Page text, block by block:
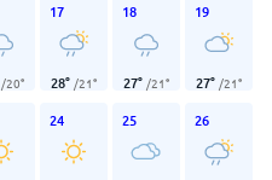
/20°
17
28° /21°
18
27° /21°
19
27° /21°
24 25 26